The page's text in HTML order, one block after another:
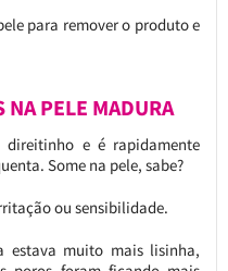
para remover o produto e
NA PELE MADURA
e é rapidamente
Some na pele, sabe?
ou sensibilidade.
estava muito mais lisinha,